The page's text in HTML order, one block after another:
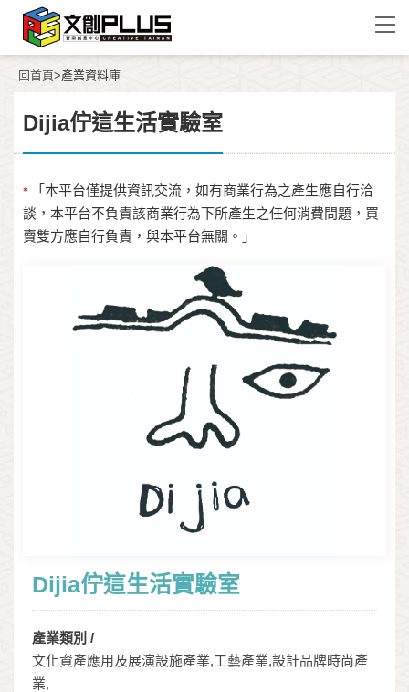
回首頁>產業資料庫
Dijia佇這生活實驗室
*
「本平台僅提供資訊交流，如有商業行為之產生應自行洽
談，本平台不負責該商業行為下所產生之任何消費問題，買
賣雙方應自行負責，與本平台無關。」
Dijia佇這生活實驗室
產業類別 /
文化資產應用及展演設施產業,工藝產業,設計品牌時尚產
業,